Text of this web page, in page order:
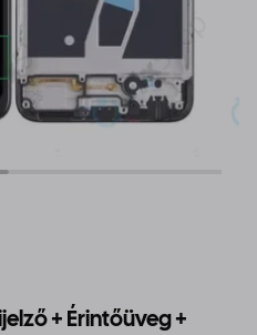
+ Érintőüveg +